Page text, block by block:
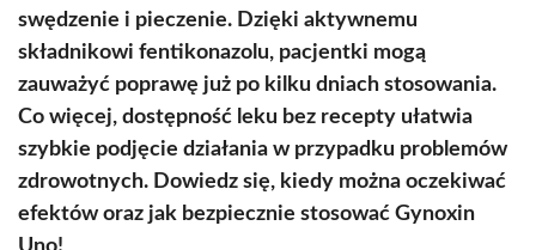
swędzenie i pieczenie. Dzięki aktywnemu
składnikowi fentikonazolu, pacjentki mogą
zauważyć poprawę już po kilku dniach stosowania.
Co więcej, dostępność leku bez recepty ułatwia
szybkie podjęcie działania w przypadku problemów
zdrowotnych. Dowiedz się, kiedy można oczekiwać
efektów oraz jak bezpiecznie stosować Gynoxin